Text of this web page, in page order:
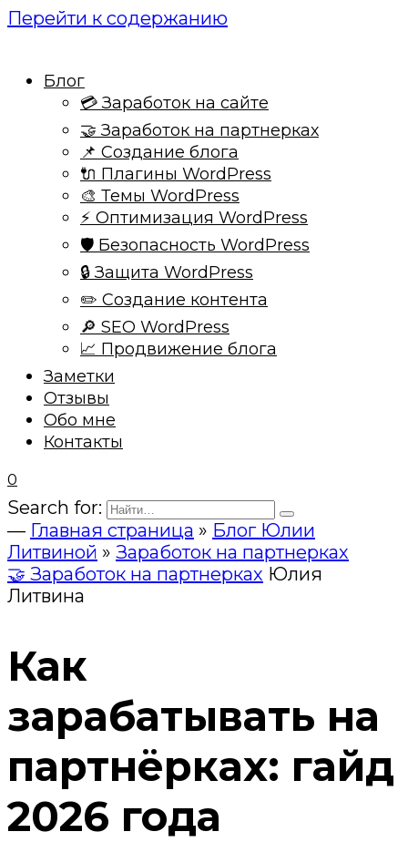
Перейти к содержанию
Блог
💳 Заработок на сайте
🤝 Заработок на партнерках
📌 Создание блога
🔌 Плагины WordPress
🎨 Темы WordPress
⚡ Оптимизация WordPress
🛡️ Безопасность WordPress
🔒 Защита WordPress
✏️ Создание контента
🔎 SEO WordPress
📈 Продвижение блога
Заметки
Отзывы
Обо мне
Контакты
0
Search for:
— Главная страница » Блог Юлии
Литвиной » Заработок на партнерках
🤝 Заработок на партнерках Юлия
Литвина
Как
зарабатывать на
партнёрках: гайд
2026 года